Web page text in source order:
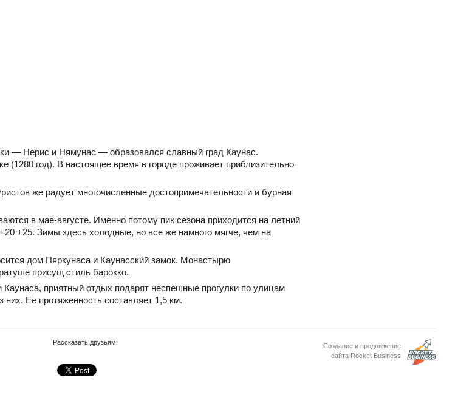
— Нерис и Нямунас — образовался славный град Каунас.
(1280 год). В настоящее время в городе проживает приблизительно
же радует многочисленные достопримечательности и бурная
в мае-августе. Именно потому пик сезона приходится на летний
+25. Зимы здесь холодные, но все же намного мягче, чем на
дом Пяркунаса и Каунасский замок. Монастырю
присущ стиль барокко.
приятный отдых подарят неспешные прогулки по улицам
Ее протяженность составляет 1,5 км.
Создание и продвижение
сайта Rocket Business
Рассказать друзьям: